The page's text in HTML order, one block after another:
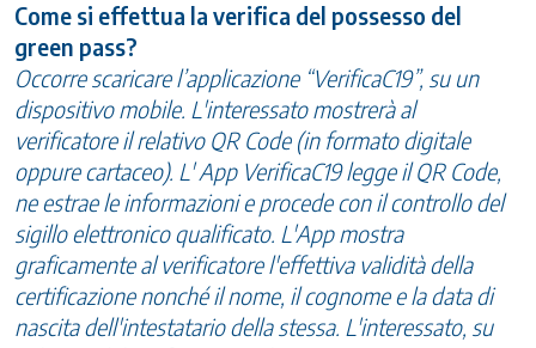
Come si effettua la verifica del possesso del
green pass?
Occorre scaricare l’applicazione “VerificaC19”, su un
dispositivo mobile. L'interessato mostrerà al
verificatore il relativo QR Code (in formato digitale
oppure cartaceo). L' App VerificaC19 legge il QR Code,
ne estrae le informazioni e procede con il controllo del
sigillo elettronico qualificato. L'App mostra
graficamente al verificatore l'effettiva validità della
certificazione nonché il nome, il cognome e la data di
nascita dell'intestatario della stessa. L'interessato, su